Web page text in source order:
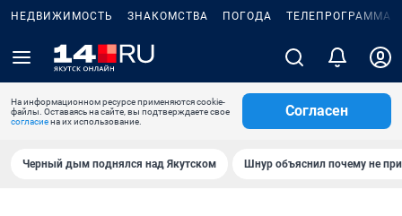
НЕДВИЖИМОСТЬ ЗНАКОМСТВА ПОГОДА ТЕЛЕПРОГРАММА
На информационном ресурсе применяются cookie-
файлы. Оставаясь на сайте, вы подтверждаете свое
согласиена их использование.
Согласен
Черный дым поднялся над Якутском Шнур объяснил почему не